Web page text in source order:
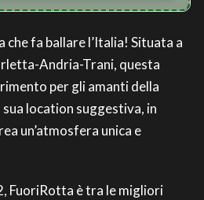
fa ballare l’Italia! Situata a
Andria-Trani, questa
per gli amanti della
location suggestiva, in
un’atmosfera unica e
FuoriRotta è tra le migliori